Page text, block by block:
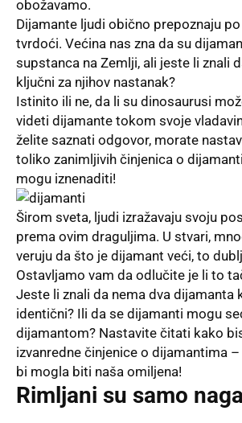
obožavamo.
Dijamante ljudi obično prepoznaju
tvrdoći. Većina nas zna da su
supstanca na Zemlji, ali jeste li znali
ključni za njihov nastanak?
Istinito ili ne, da li su dinosaurusi
videti dijamante tokom svoje
želite saznati odgovor, morate
toliko zanimljivih činjenica o
mogu iznenaditi!
Širom sveta, ljudi izražavaju svoju
prema ovim draguljima. U stvari,
veruju da što je dijamant veći, to
Ostavljamo vam da odlučite je li to
Jeste li znali da nema dva dijamanta
identični? Ili da se dijamanti mogu
dijamantom? Nastavite čitati kako
izvanredne činjenice o dijamantima
bi mogla biti naša omiljena!
Rimljani su samo